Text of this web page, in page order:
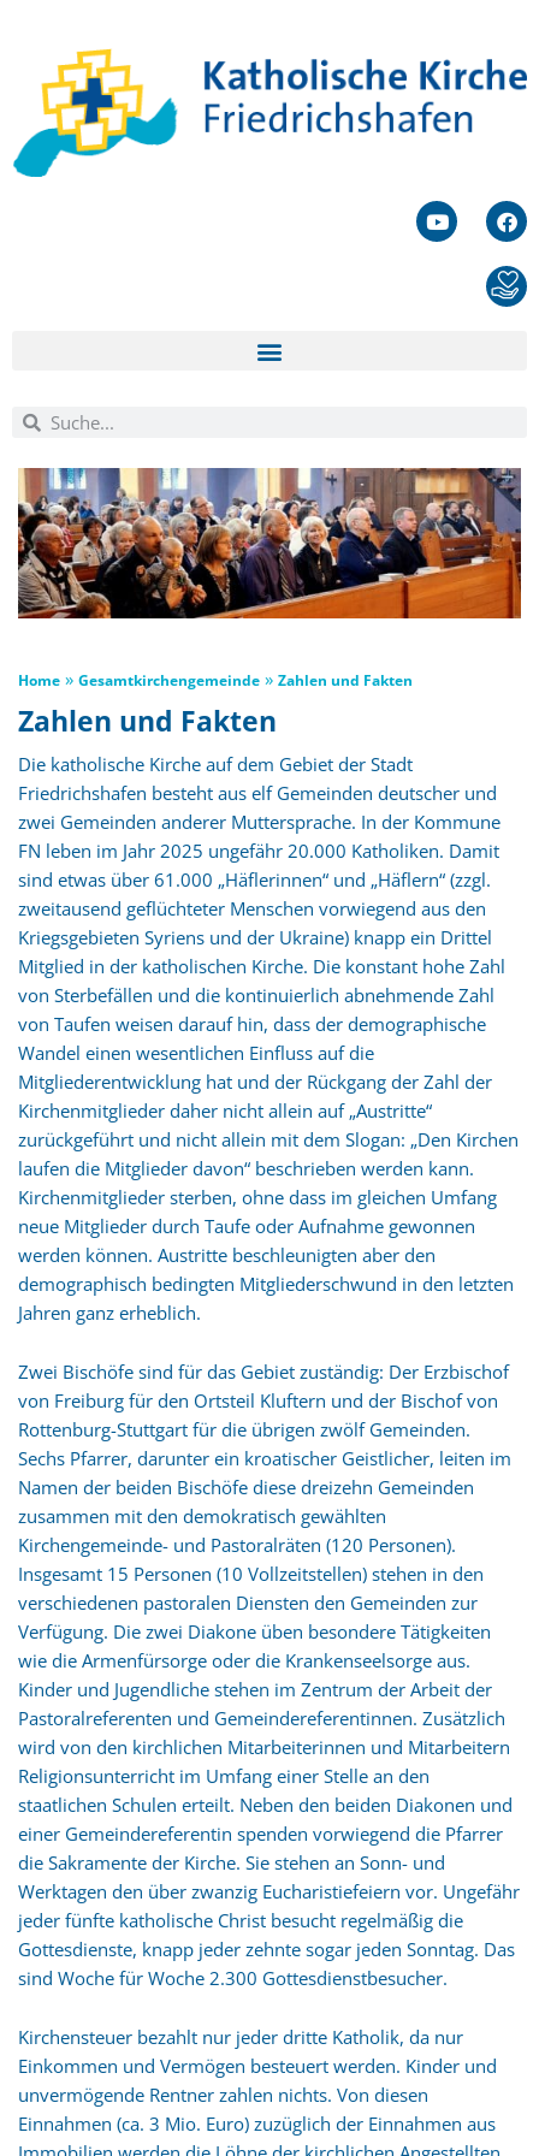
Home » Gesamtkirchengemeinde » Zahlen und Fakten
Zahlen und Fakten
Die katholische Kirche auf dem Gebiet der Stadt
Friedrichshafen besteht aus elf Gemeinden deutscher und
zwei Gemeinden anderer Muttersprache. In der Kommune
FN leben im Jahr 2025 ungefähr 20.000 Katholiken. Damit
sind etwas über 61.000 „Häflerinnen“ und „Häflern“ (zzgl.
zweitausend geflüchteter Menschen vorwiegend aus den
Kriegsgebieten Syriens und der Ukraine) knapp ein Drittel
Mitglied in der katholischen Kirche. Die konstant hohe Zahl
von Sterbefällen und die kontinuierlich abnehmende Zahl
von Taufen weisen darauf hin, dass der demographische
Wandel einen wesentlichen Einfluss auf die
Mitgliederentwicklung hat und der Rückgang der Zahl der
Kirchenmitglieder daher nicht allein auf „Austritte“
zurückgeführt und nicht allein mit dem Slogan: „Den Kirchen
laufen die Mitglieder davon“ beschrieben werden kann.
Kirchenmitglieder sterben, ohne dass im gleichen Umfang
neue Mitglieder durch Taufe oder Aufnahme gewonnen
werden können. Austritte beschleunigten aber den
demographisch bedingten Mitgliederschwund in den letzten
Jahren ganz erheblich.
Zwei Bischöfe sind für das Gebiet zuständig: Der Erzbischof
von Freiburg für den Ortsteil Kluftern und der Bischof von
Rottenburg-Stuttgart für die übrigen zwölf Gemeinden.
Sechs Pfarrer, darunter ein kroatischer Geistlicher, leiten im
Namen der beiden Bischöfe diese dreizehn Gemeinden
zusammen mit den demokratisch gewählten
Kirchengemeinde- und Pastoralräten (120 Personen).
Insgesamt 15 Personen (10 Vollzeitstellen) stehen in den
verschiedenen pastoralen Diensten den Gemeinden zur
Verfügung. Die zwei Diakone üben besondere Tätigkeiten
wie die Armenfürsorge oder die Krankenseelsorge aus.
Kinder und Jugendliche stehen im Zentrum der Arbeit der
Pastoralreferenten und Gemeindereferentinnen. Zusätzlich
wird von den kirchlichen Mitarbeiterinnen und Mitarbeitern
Religionsunterricht im Umfang einer Stelle an den
staatlichen Schulen erteilt. Neben den beiden Diakonen und
einer Gemeindereferentin spenden vorwiegend die Pfarrer
die Sakramente der Kirche. Sie stehen an Sonn- und
Werktagen den über zwanzig Eucharistiefeiern vor. Ungefähr
jeder fünfte katholische Christ besucht regelmäßig die
Gottesdienste, knapp jeder zehnte sogar jeden Sonntag. Das
sind Woche für Woche 2.300 Gottesdienstbesucher.
Kirchensteuer bezahlt nur jeder dritte Katholik, da nur
Einkommen und Vermögen besteuert werden. Kinder und
unvermögende Rentner zahlen nichts. Von diesen
Einnahmen (ca. 3 Mio. Euro) zuzüglich der Einnahmen aus